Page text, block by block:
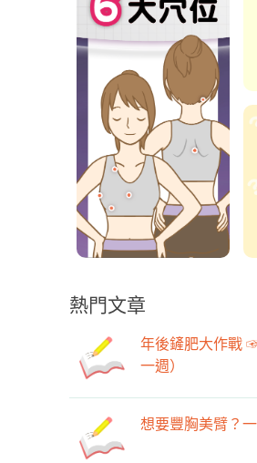
熱門文章
年後鏟肥大作戰
一週）
想要豐胸美臂？